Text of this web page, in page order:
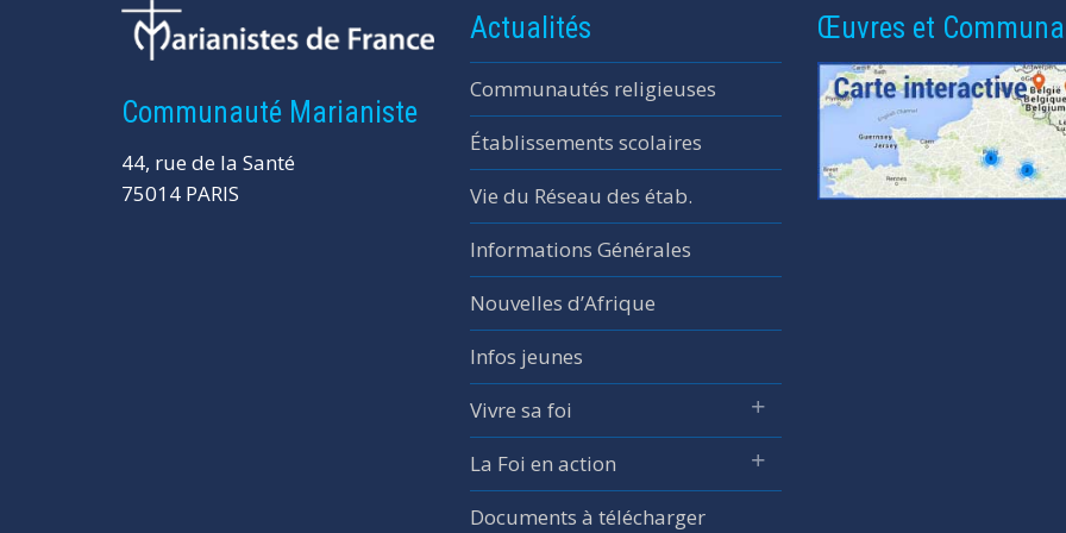
Communauté Marianiste
44, rue de la Santé
75014 PARIS
Actualités
Communautés religieuses
Établissements scolaires
Vie du Réseau des étab.
Informations Générales
Nouvelles d’Afrique
Infos jeunes
Vivre sa foi
La Foi en action
Documents à télécharger
Œuvres et